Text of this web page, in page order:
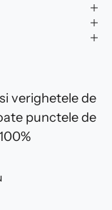
verighetele de
punctele de